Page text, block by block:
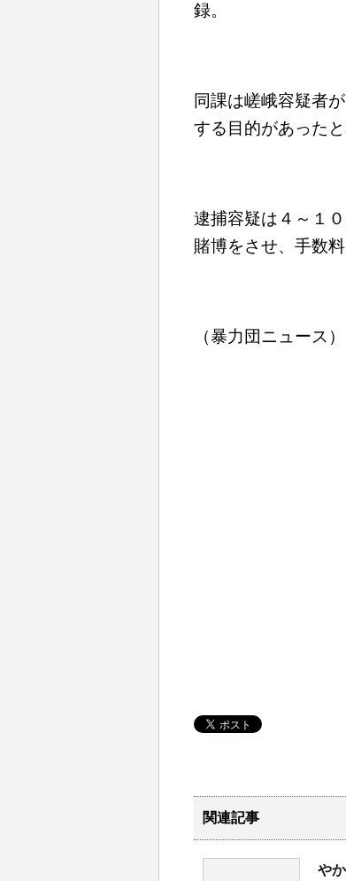
録。
同課は嵯峨容疑者
する目的があったと
逮捕容疑は４～１
賭博をさせ、手数
（暴力団ニュース）
関連記事
や